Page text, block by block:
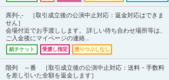
席列-,- ［取引成立後の公演中止対応：返金対応はできま
せん］
会場付近でお手渡しします。 詳しい待ち合わせ場所等は、
ご入金後にマイページの連絡...
紙チケット 受渡し指定 塗りつぶしなし
階列 ～番 ［取引成立後の公演中止対応：送料・手数料
を差し引いた全額を返金します］